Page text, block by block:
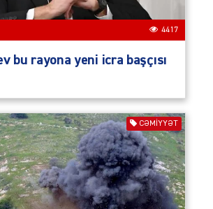
4417
bu rayona yeni icra başçısı
CƏMIYYƏT